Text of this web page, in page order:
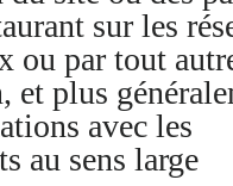
sur les
ou par tout
et plus
avec les
au sens large